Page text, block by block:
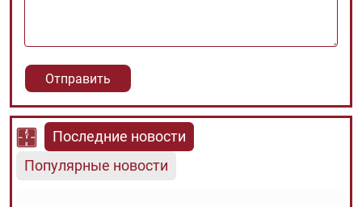
Последние новости
Популярные новости